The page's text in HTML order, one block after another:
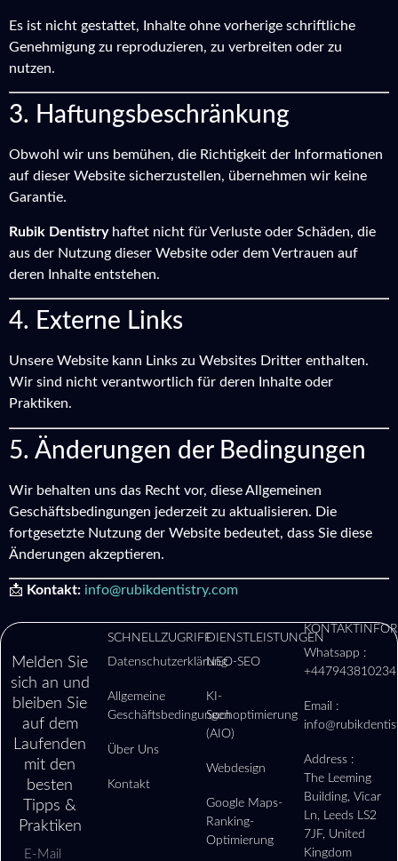
Es ist nicht gestattet, Inhalte ohne vorherige schriftliche
Genehmigung zu reproduzieren, zu verbreiten oder zu
nutzen.
3. Haftungsbeschränkung
Obwohl wir uns bemühen, die Richtigkeit der Informationen
auf dieser Website sicherzustellen, übernehmen wir keine
Garantie.
Rubik Dentistryhaftet nicht für Verluste oder Schäden, die
aus der Nutzung dieser Website oder dem Vertrauen auf
deren Inhalte entstehen.
4. Externe Links
Unsere Website kann Links zu Websites Dritter enthalten.
Wir sind nicht verantwortlich für deren Inhalte oder
Praktiken.
5. Änderungen der Bedingungen
Wir behalten uns das Recht vor, diese Allgemeinen
Geschäftsbedingungen jederzeit zu aktualisieren. Die
fortgesetzte Nutzung der Website bedeutet, dass Sie diese
Änderungen akzeptieren.
📩 Kontakt: info@rubikdentistry.com
Melden Sie
sich an und
bleiben Sie
auf dem
Laufenden
mit den
besten
Tipps &
Praktiken
SCHNELLZUGRIFF
Datenschutzerklärung
Allgemeine
Geschäftsbedingungen
Über Uns
Kontakt
DIENSTLEISTUNGEN
NEO-SEO
KI-
Suchoptimierung
(AIO)
Webdesign
Google Maps-
Ranking-
Optimierung
Whatsapp :
+447943810234
Email :
Address :
The Leeming
Building, Vicar
Ln, Leeds LS2
7JF, United
Kingdom